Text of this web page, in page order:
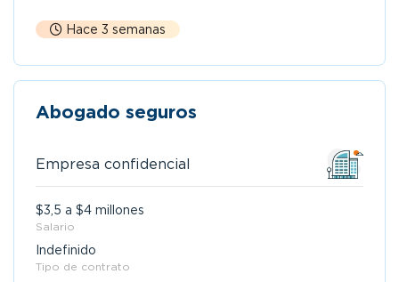
Hace 3 semanas
Abogado seguros
Empresa confidencial
$3,5 a $4 millones
Salario
Indefinido
Tipo de contrato